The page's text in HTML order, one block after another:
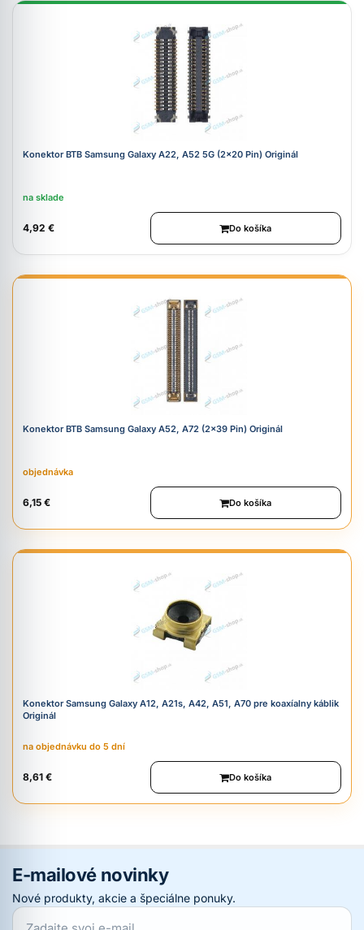
Konektor BTB Samsung Galaxy A22, A52 5G (2x20 Pin) Originál
na sklade
4,92 € Do košíka
Konektor BTB Samsung Galaxy A52, A72 (2x39 Pin) Originál
objednávka
6,15 € Do košíka
Konektor Samsung Galaxy A12, A21s, A42, A51, A70 pre koaxíalny káblik
Originál
na objednávku do 5 dní
8,61 € Do košíka
E-mailové novinky
Nové produkty, akcie a špeciálne ponuky.